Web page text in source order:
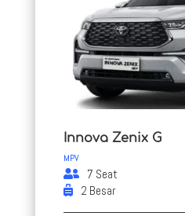
Innova Zenix G
MPV
7 Seat
2 Besar